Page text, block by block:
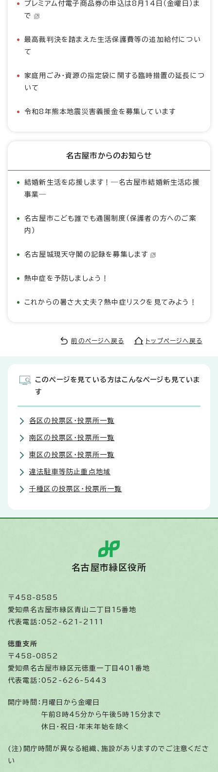
プレミアム付電子商品券の申込は8月14日（金曜日）ま
で
最高裁判決を踏まえた生活保護費等の追加給付につい
て
家庭用ごみ・資源の指定袋に関する臨時措置の延長につ
いて
令和8年熊本地震災害義援金を募集しています
名古屋市からのお知らせ
結婚新生活を応援します！―名古屋市結婚新生活応援
事業―
名古屋市こども誰でも通園制度（保護者の方へのご案
内）
名古屋城現天守閣の記録を募集します
熱中症を予防しましょう！
これからの暑さ大丈夫？熱中症リスクを見てみよう！
前のページへ戻る トップページへ戻る
このページを見ている方はこんなページも見ていま
す
各区の投票区・投票所一覧
南区の投票区・投票所一覧
東区の投票区・投票所一覧
違法駐車等防止重点地域
千種区の投票区・投票所一覧
名古屋市緑区役所
〒458-8585
愛知県名古屋市緑区青山二丁目15番地
代表電話：052-621-2111
徳重支所
〒458-0852
愛知県名古屋市緑区元徳重一丁目401番地
代表電話：052-626-5443
開庁時間： 月曜日から金曜日
午前8時45分から午後5時15分まで
休日・祝日・年末年始を除く
(注)開庁時間が異なる組織、施設がありますのでご注意くださ
い